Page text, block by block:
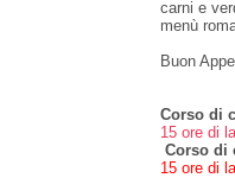
carni e
menù
Buon
Corso di
15 ore di
Corso di
15 ore di